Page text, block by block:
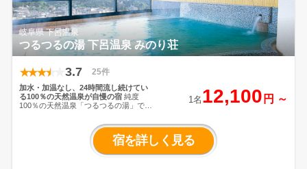
岐阜県 下呂温泉
つるつるの湯 下呂温泉 みのり荘
3.7 25件
加水・加温なし、24時間流し続けてい
る100％の天然温泉が自慢の宿 純度
100％の天然温泉「つるつるの湯」で大
い。ご夕食は、お客様ご自身で新鮮な
魚介や地野菜などの食材を炭火で炙っ
てお召し上がりいただけます。江戸期
の古民家より移築した囲炉裏端で昔懐
1名 12,100 円 ～
宿を詳しく見る